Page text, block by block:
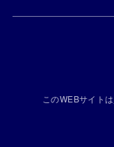
このWEBサイトは